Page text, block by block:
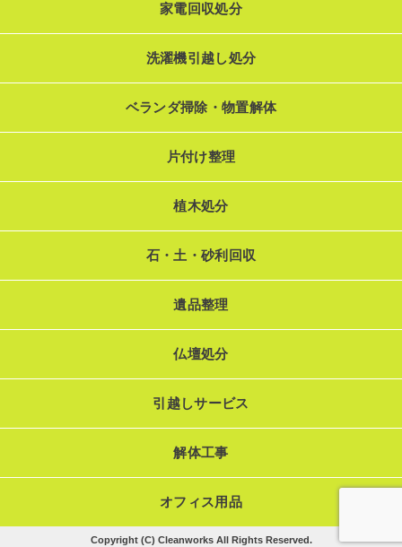
家電回収処分
洗濯機引越し処分
ベランダ掃除・物置解体
片付け整理
植木処分
石・土・砂利回収
遺品整理
仏壇処分
引越しサービス
解体工事
オフィス用品
Copyright (C) Cleanworks All Rights Reserved.